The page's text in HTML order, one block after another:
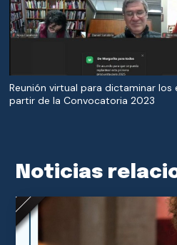
Reunión virtual para dictaminar
partir de la Convocatoria 2023
Noticias